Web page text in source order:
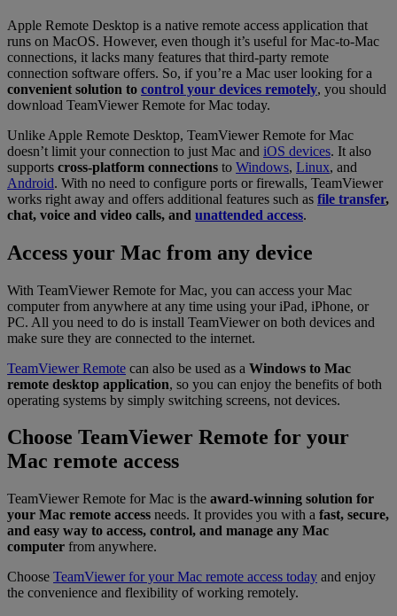
Apple Remote Desktop is a native remote access application that
runs on MacOS. However, even though it’s useful for Mac-to-Mac
connections, it lacks many features that third-party remote
connection software offers. So, if you’re a Mac user looking for a
convenient solution to control your devices remotely, you should
download TeamViewer Remote for Mac today.
Unlike Apple Remote Desktop, TeamViewer Remote for Mac
doesn’t limit your connection to just Mac and iOS devices. It also
supports cross-platform connections to Windows, Linux, and
Android. With no need to configure ports or firewalls, TeamViewer
works right away and offers additional features such as file transfer,
chat, voice and video calls, and unattended access.
Access your Mac from any device
With TeamViewer Remote for Mac, you can access your Mac
computer from anywhere at any time using your iPad, iPhone, or
PC. All you need to do is install TeamViewer on both devices and
make sure they are connected to the internet.
TeamViewer Remote can also be used as a Windows to Mac
remote desktop application, so you can enjoy the benefits of both
operating systems by simply switching screens, not devices.
Choose TeamViewer Remote for your
Mac remote access
TeamViewer Remote for Mac is the award-winning solution for
your Mac remote access needs. It provides you with a fast, secure,
and easy way to access, control, and manage any Mac
computer from anywhere.
Choose TeamViewer for your Mac remote access today and enjoy
the convenience and flexibility of working remotely.